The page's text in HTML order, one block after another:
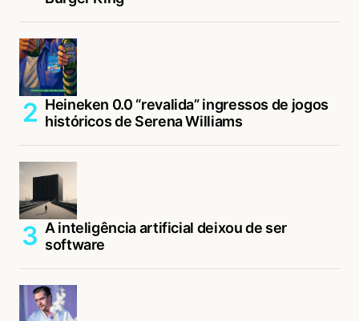
Heineken 0.0 “revalida” ingressos de jogos
históricos de Serena Williams
A inteligência artificial deixou de ser
software